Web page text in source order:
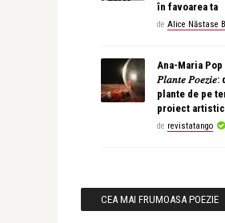
în favoarea ta
de Alice Năstase
Ana-Maria
𝑃𝑙𝑎𝑛𝑡𝑒
plante de pe
proiect
de revistatango
CEA MAI FRUMOASA POEZIE